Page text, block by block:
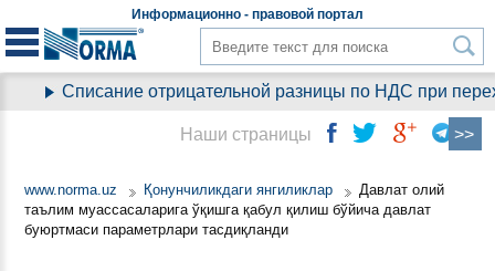
Информационно - правовой портал
Списание отрицательной разницы по НДС при
www.norma.uz Қонунчиликдаги янгиликлар
Давлат олий
таълим муассасаларига ўқишга қабул қилиш бўйича давлат
буюртмаси параметрлари тасдиқланди
Наши страницы